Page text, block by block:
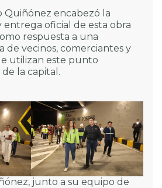
Quiñónez encabezó la
entrega oficial de esta obra
respuesta a una
de vecinos, comerciantes y
utilizan este punto
la capital.
junto a su equipo de